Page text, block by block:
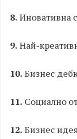
8. Иновативна
9. Най-
10. Бизнес
11. Социално
12. Бизнес